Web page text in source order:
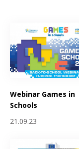
Webinar Games in
Schools
21.09.23
Páginas